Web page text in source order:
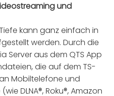
und
kann ganz einfach in
werden. Durch die
Server aus dem QTS App
die auf dem TS-
Mobiltelefone und
DLNA®, Roku®, Amazon